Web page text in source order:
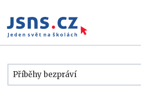
Příběhy bezpráví